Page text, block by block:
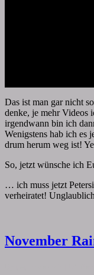
Das ist man gar nicht
denke, je mehr Videos
irgendwann bin ich
Wenigstens hab ich es
drum herum weg ist!
So, jetzt wünsche ich
… ich muss jetzt
verheiratet!
November
Rain
November